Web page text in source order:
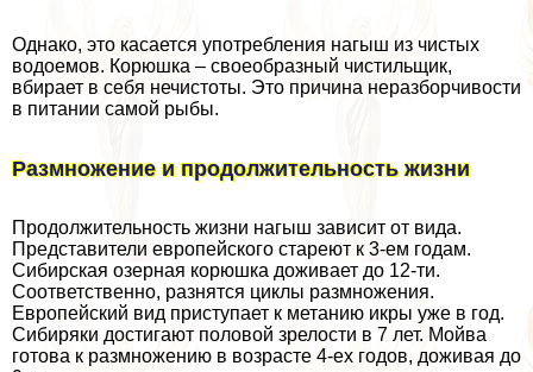
Однако, это касается употрeбления нагыш из чистых
водоемов. Корюшка – своеобразный чистильщик,
вбирает в себя нечистоты. Это причина неразборчивости
в питании самой рыбы.
Размножение и продолжительность жизни
Продолжительность жизни нагыш зависит от вида.
Представители европейского стареют к 3-ем годам.
Сибирская озерная корюшка доживает до 12-ти.
Соответственно, разнятся циклы размножения.
Европейский вид приступает к метанию икры уже в год.
Сибиряки достигают пoлoвoй зрелости в 7 лет. Мойва
готова к размножению в возрасте 4-ех годов, доживая до